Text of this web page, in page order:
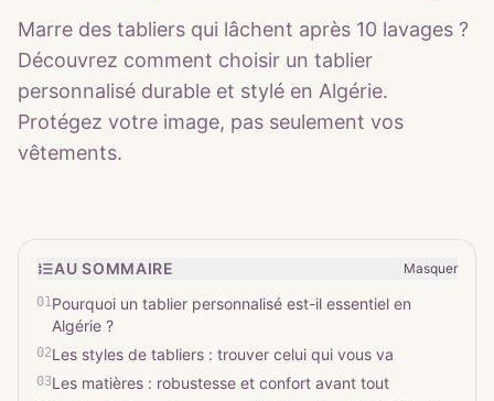
Marre des tabliers qui lâchent après 10 lavages ?
Découvrez comment choisir un tablier
personnalisé durable et stylé en Algérie.
Protégez votre image, pas seulement vos
vêtements.
AU SOMMAIRE Masquer
01Pourquoi un tablier personnalisé est-il essentiel en
Algérie ?
02Les styles de tabliers : trouver celui qui vous va
03Les matières : robustesse et confort avant tout